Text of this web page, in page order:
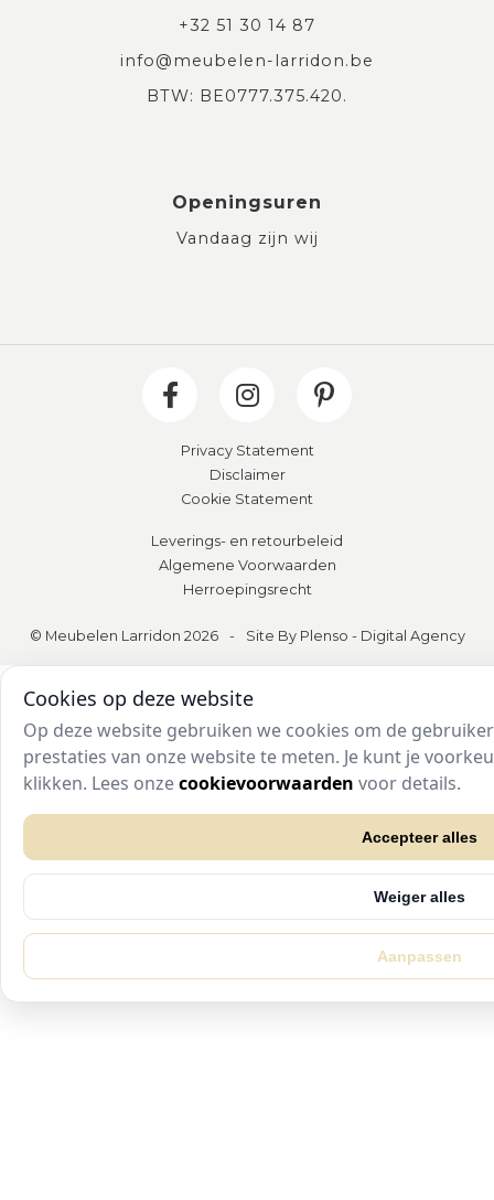
+32 51 30 14 87
info@meubelen-larridon.be
BTW: BE0777.375.420.
Openingsuren
Vandaag zijn wij
Privacy Statement
Disclaimer
Cookie Statement
Leverings- en retourbeleid
Algemene Voorwaarden
Herroepingsrecht
© Meubelen Larridon 2026 - Site By Plenso - Digital Agency
Cookies op deze website
Op deze website gebruiken we cookies om de
prestaties van onze website te meten. Je kunt je
klikken. Lees onzecookievoorwaarden voor details.
Accepteer alles
Weiger alles
Aanpassen